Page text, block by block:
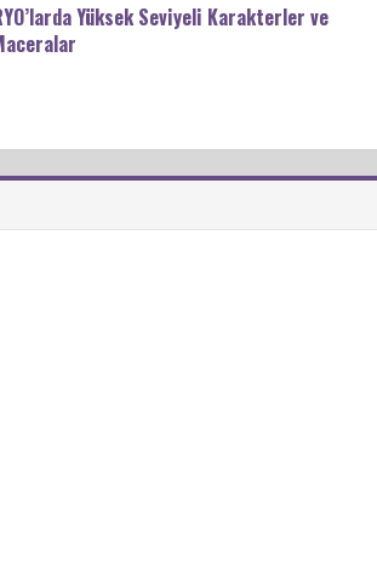
Yüksek Seviyeli Karakterler ve